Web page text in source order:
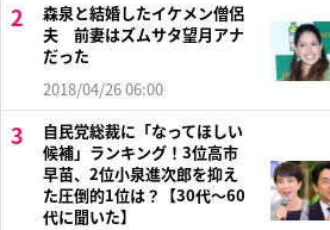
森泉と結婚したイケメン僧侶
夫 前妻はズムサタ望月アナ
だった
2018/04/26 06:00
自民党総裁に「なってほしい
候補」ランキング！3位高市
早苗、2位小泉進次郎を抑え
た圧倒的1位は？【30代〜60
代に聞いた】